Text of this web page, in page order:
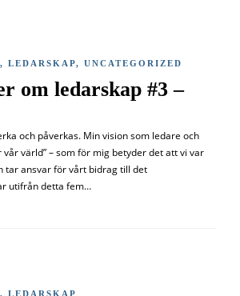
, LEDARSKAP, UNCATEGORIZED
om ledarskap #3 –
och påverkas. Min vision som ledare och
vår värld” – som för mig betyder det att vi var
tar ansvar för vårt bidrag till det
utifrån detta fem…
, LEDARSKAP